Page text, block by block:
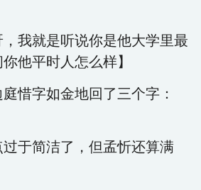
我就是听说你是他大学里最
他平时人怎么样】
惜字如金地回了三个字：
于简洁了，但孟忻还算满